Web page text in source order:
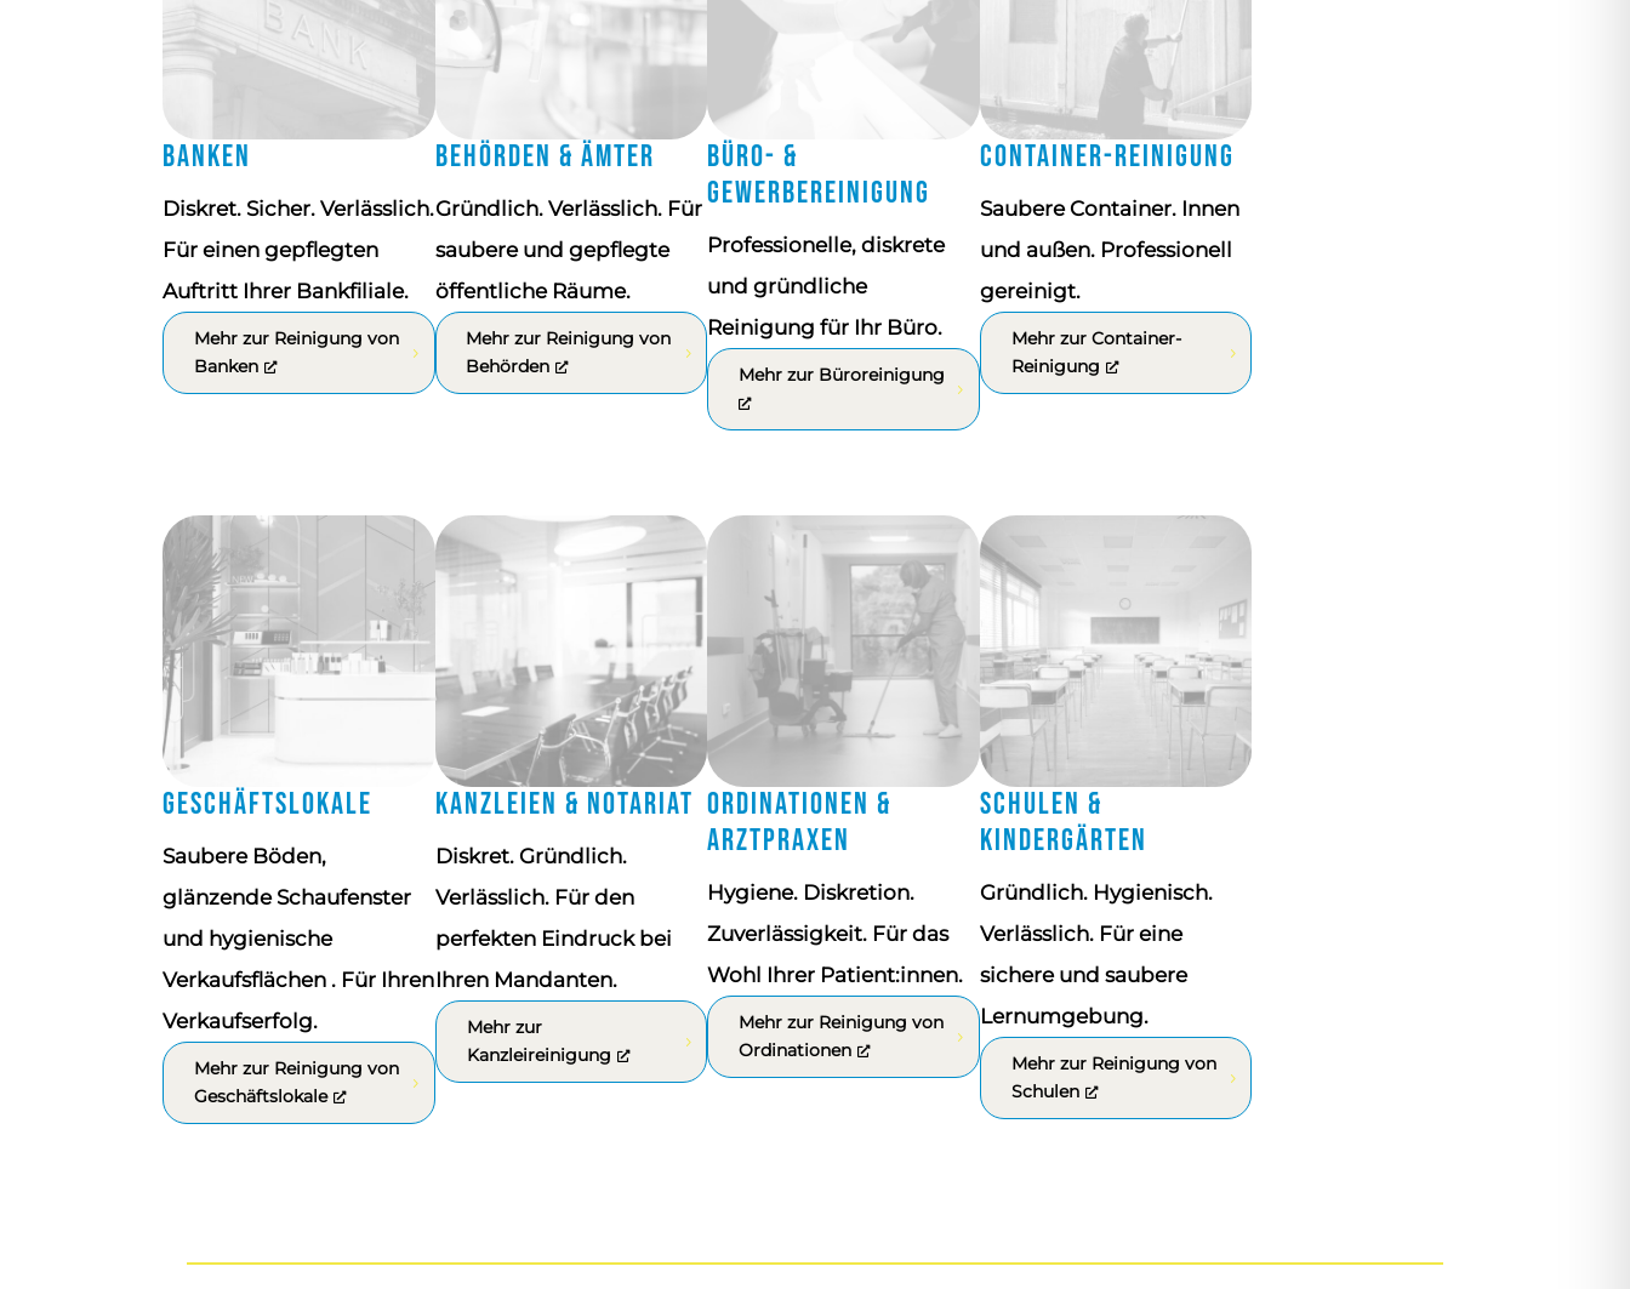
Banken
Diskret. Sicher. Verlässlich.
Für einen gepflegten
Auftritt Ihrer Bankfiliale.
Mehr zur Reinigung von
Banken
Behörden & Ämter
Gründlich. Verlässlich. Für
saubere und gepflegte
öffentliche Räume.
Mehr zur Reinigung von
Behörden
Büro- &
Gewerbereinigung
Professionelle, diskrete
und gründliche
Reinigung für Ihr Büro.
Mehr zur Büroreinigung
Container-Reinigung
Saubere Container. Innen
und außen. Professionell
gereinigt.
Mehr zur Container-
Reinigung
Geschäftslokale
Saubere Böden,
glänzende Schaufenster
und hygienische
Verkaufsflächen . Für Ihren
Verkaufserfolg.
Mehr zur Reinigung von
Geschäftslokale
Kanzleien & Notariat
Diskret. Gründlich.
Verlässlich. Für den
perfekten Eindruck bei
Ihren Mandanten.
Mehr zur
Kanzleireinigung
Ordinationen &
Arztpraxen
Hygiene. Diskretion.
Zuverlässigkeit. Für das
Wohl Ihrer Patient:innen.
Mehr zur Reinigung von
Ordinationen
Schulen &
Kindergärten
Gründlich. Hygienisch.
Verlässlich. Für eine
sichere und saubere
Lernumgebung.
Mehr zur Reinigung von
Schulen